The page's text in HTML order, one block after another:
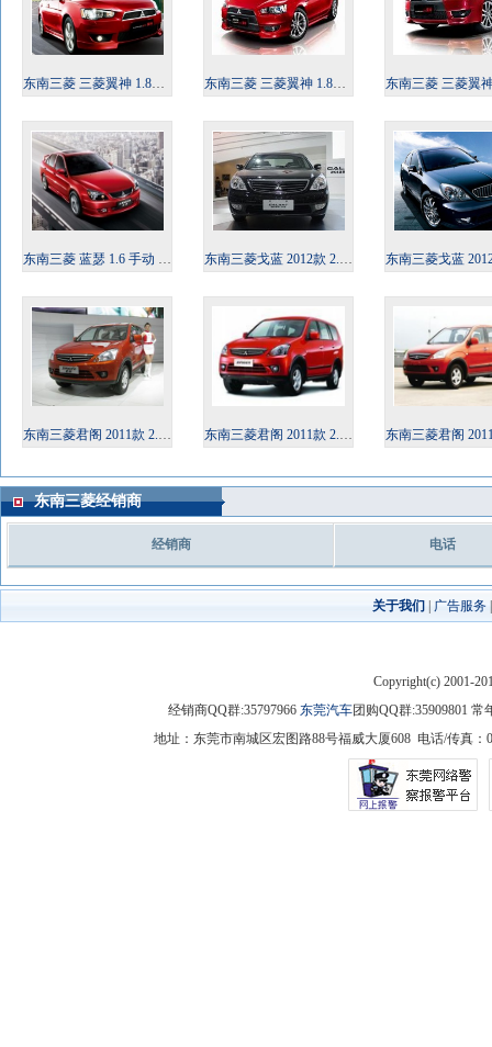
东南三菱 三菱翼神 1.8L 自动 时尚版 舒适型 2012款 东南三菱 三菱翼神 1.8L 自动 致尚版 豪华型 2012款 东南三菱 三菱翼神 2.0L 手动 致炫版 舒适
东南三菱 蓝瑟 1.6 手动 EXi豪华版 2012款 东南三菱戈蓝 2012款 2.0AT精锐版 东南三菱戈蓝 2012款
东南三菱君阁 2011款 2.0MT豪华型 东南三菱君阁 2011款 2.0AT豪华型 东南三菱君阁 2011款
东南三菱经销商
经销商 电话
关于我们 广告服务
Copyright(c) 2001-
经销商QQ群:35797966 东莞汽车团购QQ群:35909801
地址：东莞市南城区宏图路88号福威大厦608 电话/传真：